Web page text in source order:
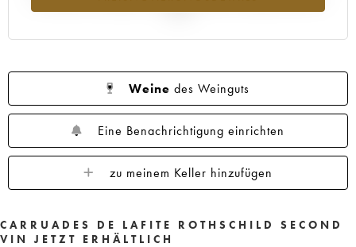
Weine des Weinguts
Eine Benachrichtigung einrichten
zu meinem Keller hinzufügen
CARRUADES DE LAFITE ROTHSCHILD SECOND
VIN JETZT ERHÄLTLICH